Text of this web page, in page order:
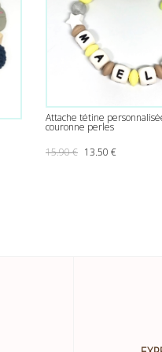
Attache tétine
couronne perles
15.90€ Le prix initial était :
13.50 €Le prix